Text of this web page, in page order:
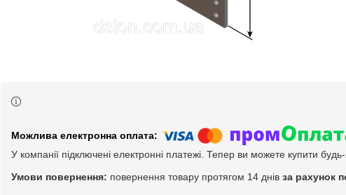
У компанії підключені електронні платежі. Тепер ви можете купити
повернення товару протягом 14 днів за рахунок